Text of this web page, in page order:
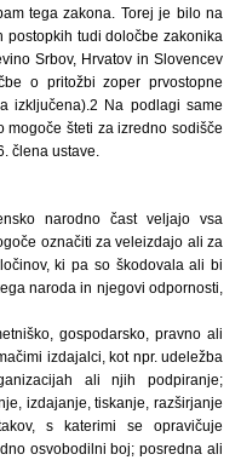
tega zakona. Torej je bilo na
tudi določbe zakonika
Srbov, Hrvatov in Slovencev
o pritožbi zoper prvostopne
izključena).2 Na podlagi same
mogoče šteti za izredno sodišče
člena ustave.
narodno čast veljajo vsa
označiti za veleizdajo ali za
ki pa so škodovala ali bi
naroda in njegovi odpornosti,
gospodarsko, pravno ali
izdajalci, kot npr. udeležba
ali njih podpiranje;
izdajanje, tiskanje, razširjanje
s katerimi se opravičuje
osvobodilni boj; posredna ali